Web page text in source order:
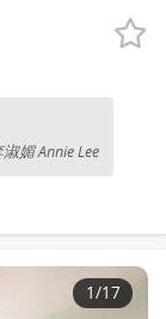
淑媚 Annie Lee
1/17